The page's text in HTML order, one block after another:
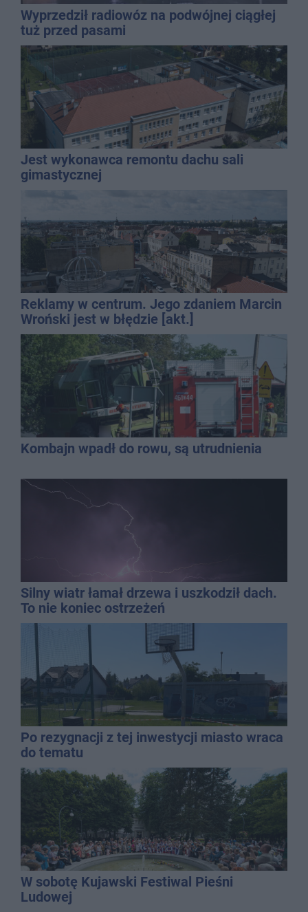
Wyprzedził radiowóz na podwójnej ciągłej
tuż przed pasami
Jest wykonawca remontu dachu sali
gimastycznej
Reklamy w centrum. Jego zdaniem Marcin
Wroński jest w błędzie [akt.]
Kombajn wpadł do rowu, są utrudnienia
Silny wiatr łamał drzewa i uszkodził dach.
To nie koniec ostrzeżeń
Po rezygnacji z tej inwestycji miasto wraca
do tematu
W sobotę Kujawski Festiwal Pieśni
Ludowej